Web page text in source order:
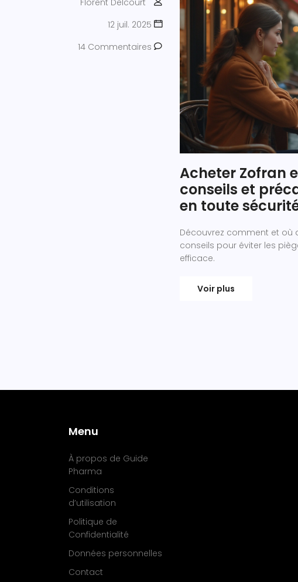
Florent Delcourt
12 juil. 2025
14 Commentaires
Acheter Zofran
conseils et
en toute
Découvrez comment et où
conseils pour éviter les
efficace.
Voir plus
Menu
À propos de Guide
Pharma
Conditions
d’utilisation
Politique de
Confidentialité
Données personnelles
Contact